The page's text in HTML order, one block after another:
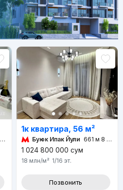
1к квартира, 56 м²
Буюк Ипак Йули 661 м 8 мин
1 024 800 000 сум
18 млн/м² 1/16 эт.
Позвонить